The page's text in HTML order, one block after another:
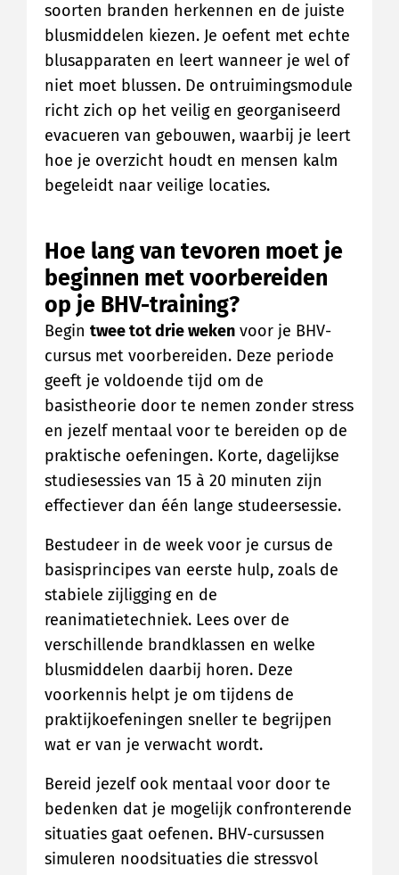
soorten branden herkennen en de juiste
blusmiddelen kiezen. Je oefent met echte
blusapparaten en leert wanneer je wel of
niet moet blussen. De ontruimingsmodule
richt zich op het veilig en georganiseerd
evacueren van gebouwen, waarbij je leert
hoe je overzicht houdt en mensen kalm
begeleidt naar veilige locaties.
Hoe lang van tevoren moet je
beginnen met voorbereiden
op je BHV-training?
Begin twee tot drie weken voor je BHV-
cursus met voorbereiden. Deze periode
geeft je voldoende tijd om de
basistheorie door te nemen zonder stress
en jezelf mentaal voor te bereiden op de
praktische oefeningen. Korte, dagelijkse
studiesessies van 15 à 20 minuten zijn
effectiever dan één lange studeersessie.
Bestudeer in de week voor je cursus de
basisprincipes van eerste hulp, zoals de
stabiele zijligging en de
reanimatietechniek. Lees over de
verschillende brandklassen en welke
blusmiddelen daarbij horen. Deze
voorkennis helpt je om tijdens de
praktijkoefeningen sneller te begrijpen
wat er van je verwacht wordt.
Bereid jezelf ook mentaal voor door te
bedenken dat je mogelijk confronterende
situaties gaat oefenen. BHV-cursussen
simuleren noodsituaties die stressvol